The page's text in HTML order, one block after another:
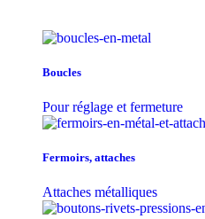
Boucles
Pour réglage et fermeture
Fermoirs, attaches
Attaches métalliques